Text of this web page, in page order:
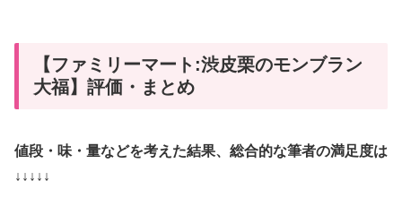
【ファミリーマート:渋皮栗のモンブラン
大福】評価・まとめ
値段・味・量などを考えた結果、総合的な筆者の満足度は
↓↓↓↓↓